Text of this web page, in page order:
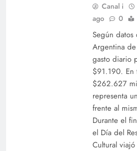
Canal i
ago
0
Según datos
Argentina
gasto diario
$91.190. En
$262.627
representa
frente al
Durante el
el Día del
Cultural